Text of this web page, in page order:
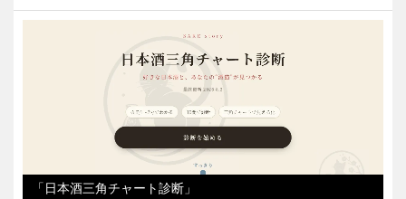
「日本酒三角チャート診断」